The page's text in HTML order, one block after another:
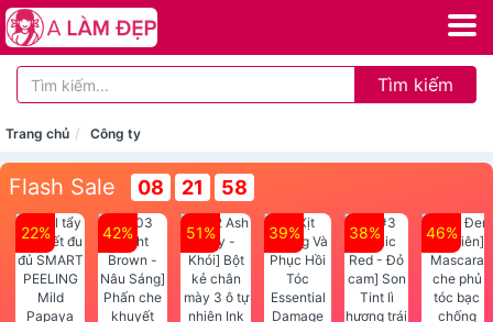
Tìm kiếm
Trang chủ Công ty
Flash Sale 08 21 58
22% 42% 51% 39% 38% 46%